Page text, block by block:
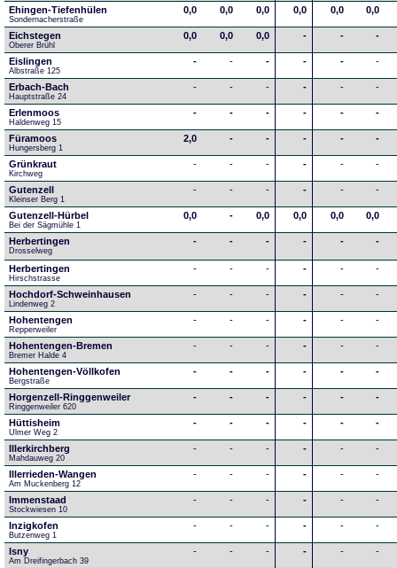
Ehingen-Tiefenhülen
Sondernacherstraße
0,0 0,0 0,0 0,0 0,0 0,0
Eichstegen
Oberer Brühl
0,0 0,0 0,0 - - -
Eislingen
Albstraße 125
- - - - - -
Erbach-Bach
Hauptstraße 24
- - - - - -
Erlenmoos
Haldenweg 15
- - - - - -
Füramoos
Hungersberg 1
2,0 - - - - -
Grünkraut
Kirchweg
- - - - - -
Gutenzell
Kleinser Berg 1
- - - - - -
Gutenzell-Hürbel
Bei der Sägmühle 1
0,0 - 0,0 0,0 0,0 0,0
Herbertingen
Drosselweg
- - - - - -
Herbertingen
Hirschstrasse
- - - - - -
Hochdorf-Schweinhausen
Lindenweg 2
- - - - - -
Hohentengen
Repperweiler
- - - - - -
Hohentengen-Bremen
Bremer Halde 4
- - - - - -
Hohentengen-Völlkofen
Bergstraße
- - - - - -
Horgenzell-Ringgenweiler
Ringgenweiler 620
- - - - - -
Hüttisheim
Ulmer Weg 2
- - - - - -
Illerkirchberg
Mahdauweg 20
- - - - - -
Illerrieden-Wangen
Am Muckenberg 12
- - - - - -
Immenstaad
Stockwiesen 10
- - - - - -
Inzigkofen
Butzenweg 1
- - - - - -
Isny
Am Dreifingerbach 39
- - - - - -